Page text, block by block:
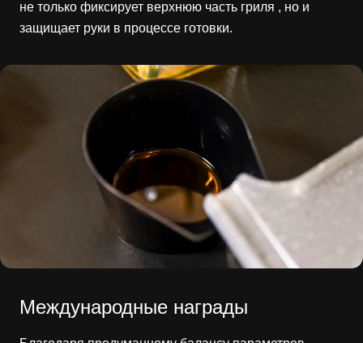
не только фиксирует верхнюю часть гриля , но и
защищает руки в процессе готовки.
Международные награды